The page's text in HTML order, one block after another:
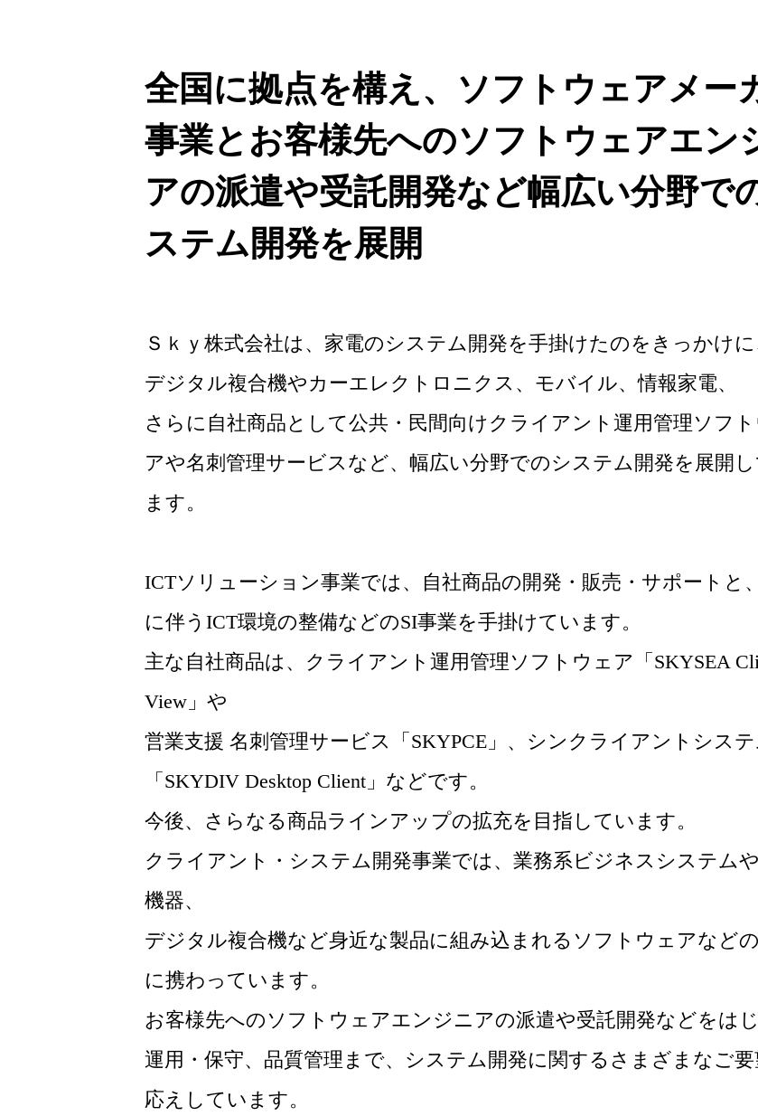
全国に拠点を構え、ソフトウェアメー
事業とお客様先へのソフトウェアエン
アの派遣や受託開発など幅広い分野で
ステム開発を展開
Ｓｋｙ株式会社は、家電のシステム開発を手掛けたのをきっかけに
デジタル複合機やカーエレクトロニクス、モバイル、情報家電、
さらに自社商品として公共・民間向けクライアント運用管理ソフト
アや名刺管理サービスなど、幅広い分野でのシステム開発を展開
ます。
ICTソリューション事業では、自社商品の開発・販売・サポートと
に伴うICT環境の整備などのSI事業を手掛けています。
主な自社商品は、クライアント運用管理ソフトウェア「SKYSEA
View」や
営業支援 名刺管理サービス「SKYPCE」、シンクライアントシス
「SKYDIV Desktop Client」などです。
今後、さらなる商品ラインアップの拡充を目指しています。
クライアント・システム開発事業では、業務系ビジネスシステム
機器、
デジタル複合機など身近な製品に組み込まれるソフトウェアなど
に携わっています。
お客様先へのソフトウェアエンジニアの派遣や受託開発などをはじ
運用・保守、品質管理まで、システム開発に関するさまざまなご
応えしています。